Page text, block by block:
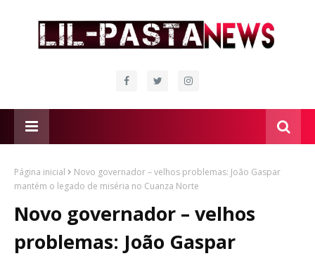
Página inicial
Novo governador – velhos problemas: João Gaspar
mantém o legado de miséria no Cuanza Norte
Novo governador – velhos
problemas: João Gaspar